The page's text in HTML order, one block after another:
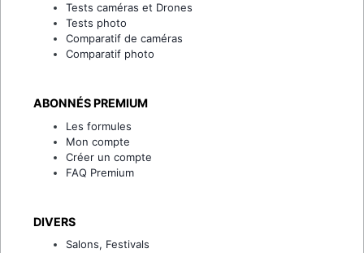
Tests caméras et Drones
Tests photo
Comparatif de caméras
Comparatif photo
ABONNÉS PREMIUM
Les formules
Mon compte
Créer un compte
FAQ Premium
DIVERS
Salons, Festivals